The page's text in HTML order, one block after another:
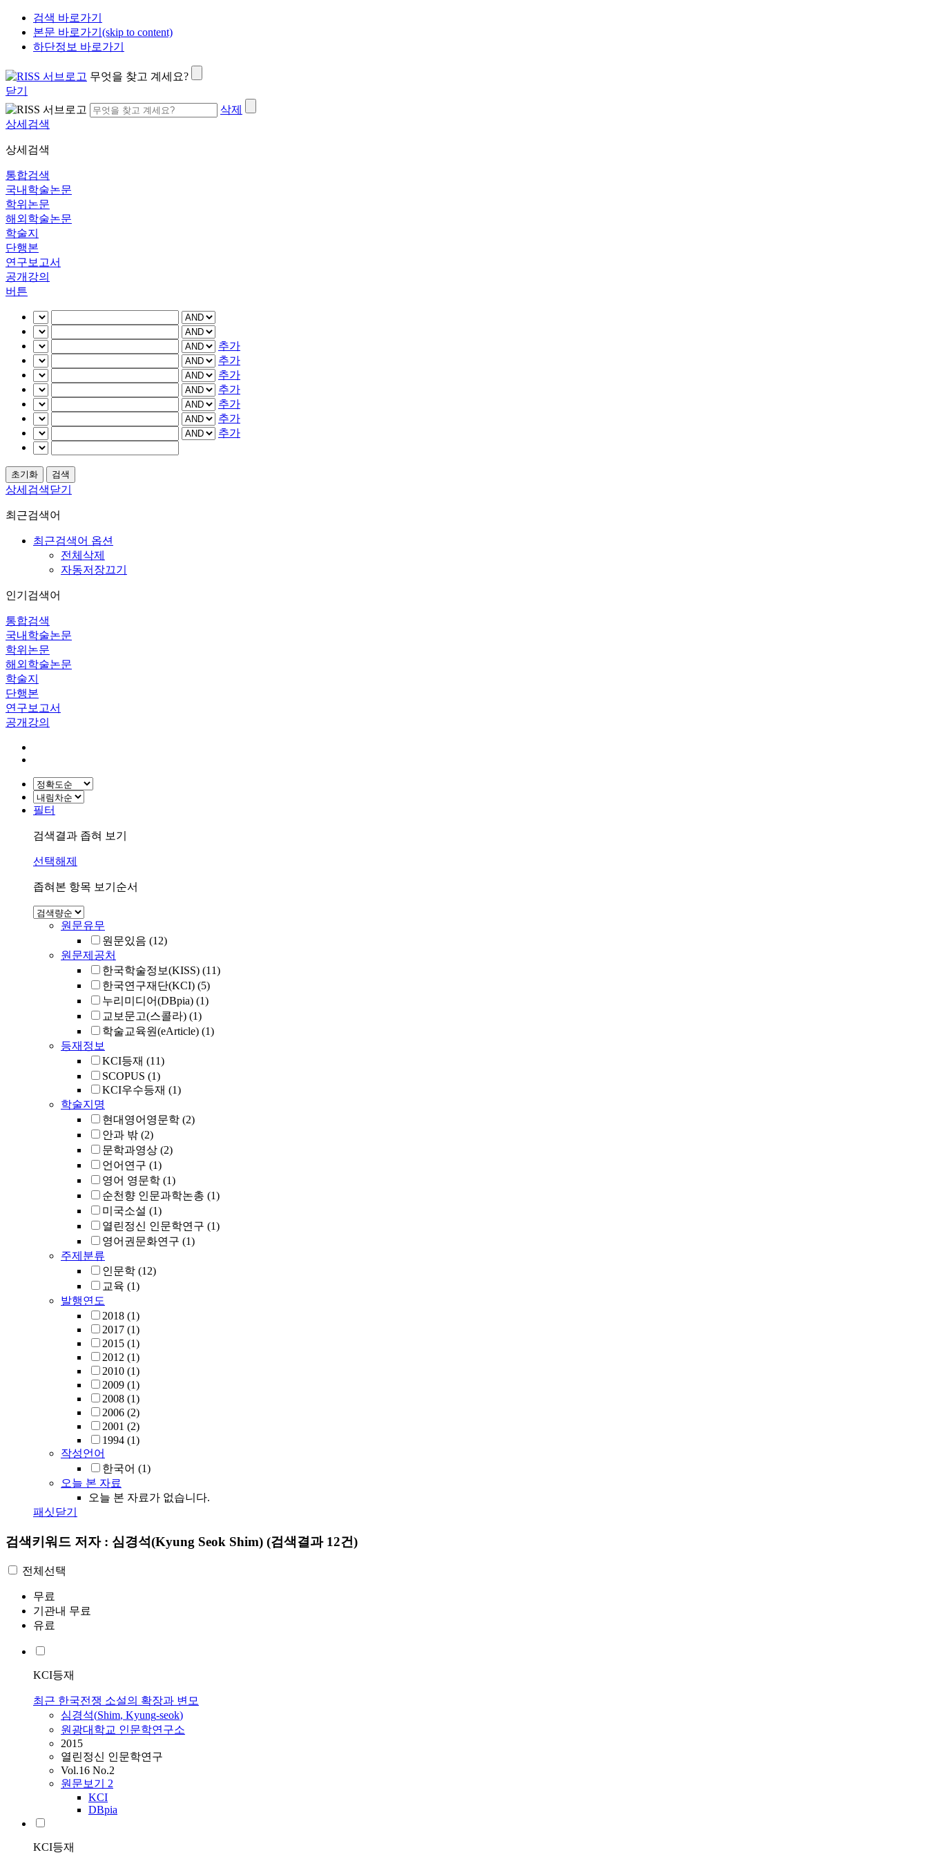
검색 바로가기
본문 바로가기(skip to content)
하단정보 바로가기
무엇을 찾고 계세요?
닫기
삭제
상세검색
상세검색
통합검색
국내학술논문
학위논문
해외학술논문
학술지
단행본
연구보고서
공개강의
버튼
추가
추가
추가
추가
추가
추가
추가
상세검색닫기
최근검색어
최근검색어 옵션
전체삭제
자동저장끄기
인기검색어
통합검색
국내학술논문
학위논문
해외학술논문
학술지
단행본
연구보고서
공개강의
필터
검색결과 좁혀 보기
선택해제
좁혀본 항목 보기순서
원문유무
원문있음 (12)
원문제공처
한국학술정보(KISS) (11)
한국연구재단(KCI) (5)
누리미디어(DBpia) (1)
교보문고(스콜라) (1)
학술교육원(eArticle) (1)
등재정보
KCI등재 (11)
SCOPUS (1)
KCI우수등재 (1)
학술지명
현대영어영문학 (2)
안과 밖 (2)
문학과영상 (2)
언어연구 (1)
영어 영문학 (1)
순천향 인문과학논총 (1)
미국소설 (1)
열린정신 인문학연구 (1)
영어권문화연구 (1)
주제분류
인문학 (12)
교육 (1)
발행연도
2018 (1)
2017 (1)
2015 (1)
2012 (1)
2010 (1)
2009 (1)
2008 (1)
2006 (2)
2001 (2)
1994 (1)
작성언어
한국어 (1)
오늘 본 자료
오늘 본 자료가 없습니다.
패싯닫기
검색키워드 저자 : 심경석(Kyung Seok Shim) (검색결과 12건)
전체선택
무료
기관내 무료
유료
KCI등재
최근 한국전쟁 소설의 확장과 변모
심경석(Shim, Kyung-seok)
원광대학교 인문학연구소
2015
열린정신 인문학연구
Vol.16 No.2
원문보기 2
KCI
DBpia
KCI등재